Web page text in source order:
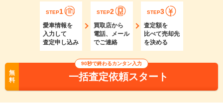
STEP1
愛車情報を
入力して
査定申し込み
STEP2
買取店から
電話、メール
でご連絡
STEP3
査定額を
比べて売却先
を決める
無
料
90秒で終わるカンタン入力
一括査定依頼スタート